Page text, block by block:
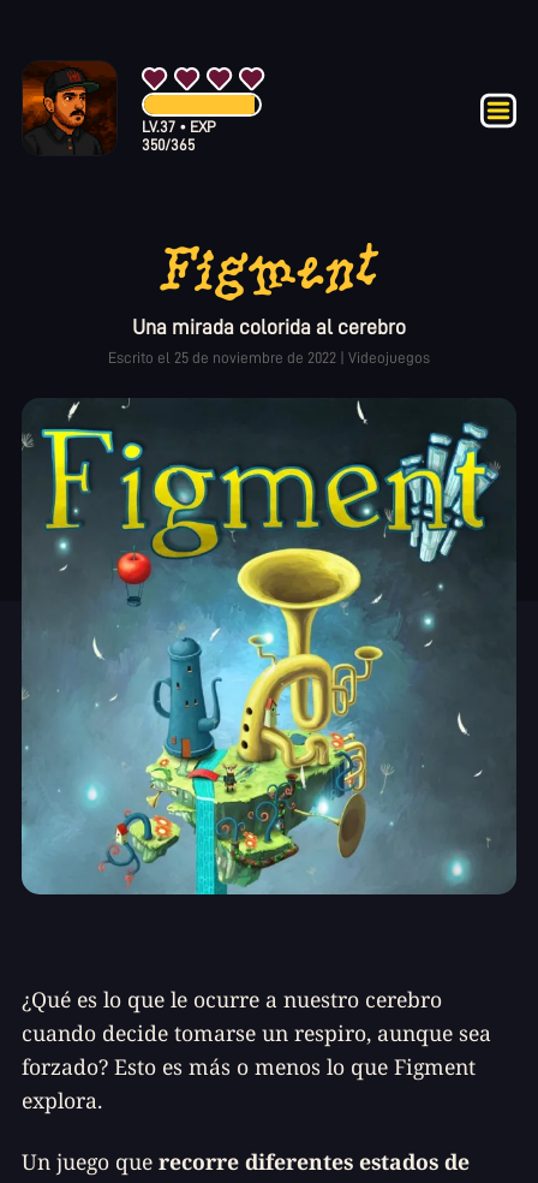
LV.37 •EXP
350/365
Figment
Una mirada colorida al cerebro
Escrito el 25 de noviembre de 2022 | Videojuegos
¿Qué es lo que le ocurre a nuestro cerebro
cuando decide tomarse un respiro, aunque sea
forzado? Esto es más o menos lo que Figment
explora.
Un juego que recorre diferentes estados de